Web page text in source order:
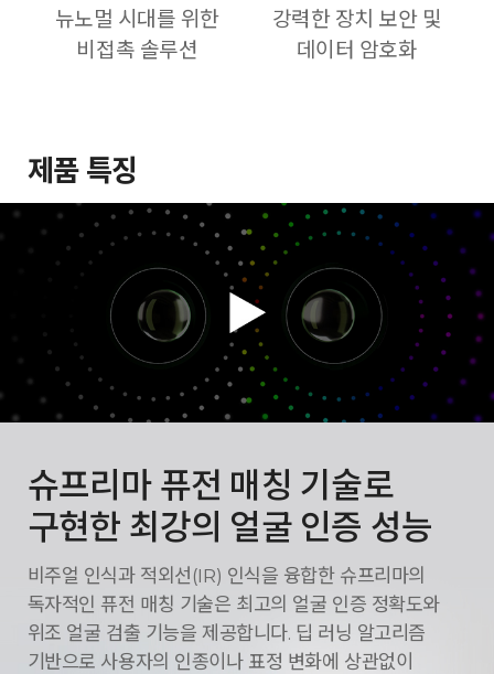
뉴노멀 시대를 위한
비접촉 솔루션
강력한 장치 보안 및
데이터 암호화
제품 특징
슈프리마 퓨전 매칭 기술로
구현한 최강의 얼굴 인증 성능
비주얼 인식과 적외선(IR) 인식을 융합한 슈프리마의
독자적인 퓨전 매칭 기술은 최고의 얼굴 인증 정확도와
위조 얼굴 검출 기능을 제공합니다. 딥 러닝 알고리즘
기반으로 사용자의 인종이나 표정 변화에 상관없이